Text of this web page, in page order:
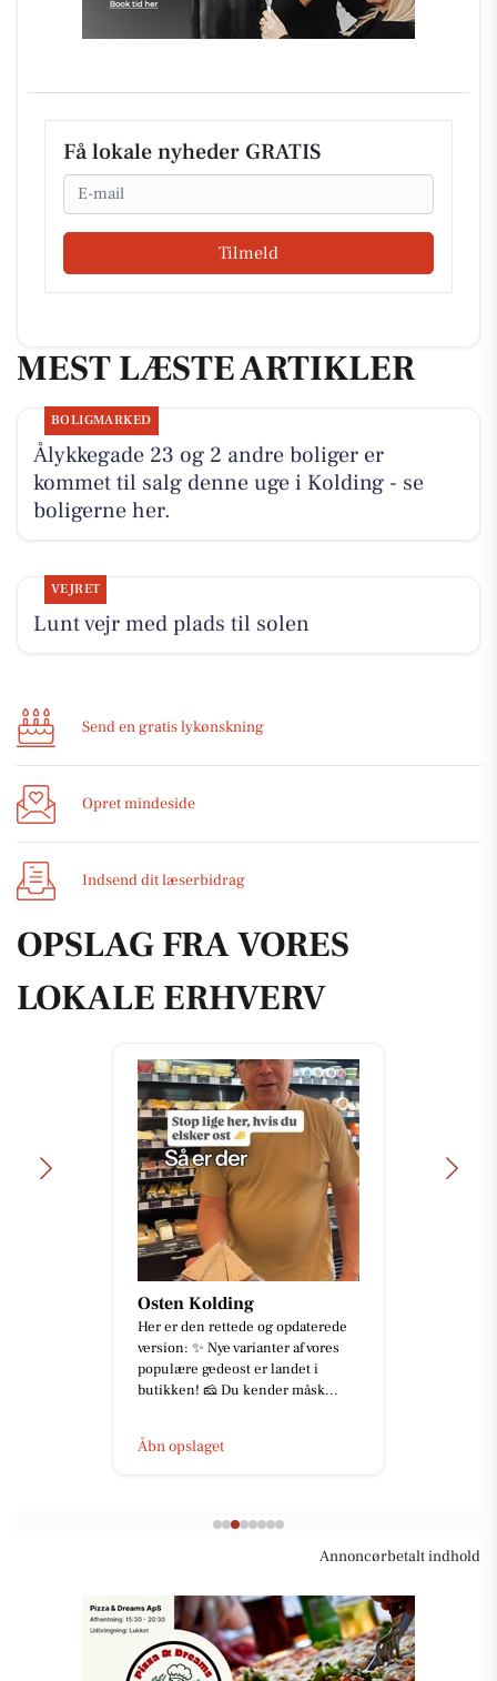
Få lokale nyheder GRATIS
Email
Tilmeld
MEST LÆSTE ARTIKLER
BOLIGMARKED
Ålykkegade 23 og 2 andre boliger er
kommet til salg denne uge i Kolding - se
boligerne her.
VEJRET
Lunt vejr med plads til solen
Send en gratis lykønskning
Opret mindeside
Indsend dit læserbidrag
OPSLAG FRA VORES
LOKALE ERHVERV
Osten Kolding
Her er den rettede og opdaterede
version: ✨ Nye varianter af vores
populære gedeost er landet i
butikken! 🧀 Du kender måsk...
Åbn opslaget
Annoncørbetalt indhold